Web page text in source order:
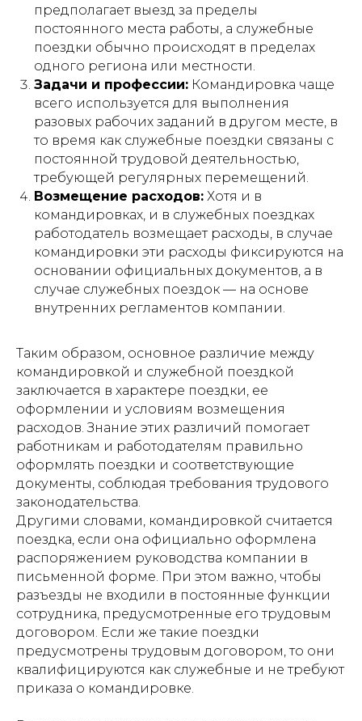
предполагает выезд за пределы
постоянного места работы, а служебные
поездки обычно происходят в пределах
одного региона или местности.
Задачи и профессии: Командировка чаще
всего используется для выполнения
разовых рабочих заданий в другом месте, в
то время как служебные поездки связаны с
постоянной трудовой деятельностью,
требующей регулярных перемещений.
Возмещение расходов: Хотя и в
командировках, и в служебных поездках
работодатель возмещает расходы, в случае
командировки эти расходы фиксируются на
основании официальных документов, а в
случае служебных поездок — на основе
внутренних регламентов компании.
Таким образом, основное различие между
командировкой и служебной поездкой
заключается в характере поездки, ее
оформлении и условиям возмещения
расходов. Знание этих различий помогает
работникам и работодателям правильно
оформлять поездки и соответствующие
документы, соблюдая требования трудового
законодательства.
Другими словами, командировкой считается
поездка, если она официально оформлена
распоряжением руководства компании в
письменной форме. При этом важно, чтобы
разъезды не входили в постоянные функции
сотрудника, предусмотренные его трудовым
договором. Если же такие поездки
предусмотрены трудовым договором, то они
квалифицируются как служебные и не требуют
приказа о командировке.